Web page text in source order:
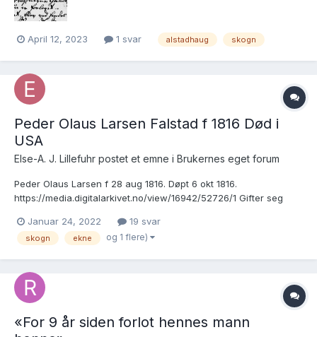
April 12, 2023 1 svar alstadhaug skogn
Peder Olaus Larsen Falstad f 1816 Død i
USA
Else-A. J. Lillefuhr postet et emne i Brukernes eget forum
Peder Olaus Larsen f 28 aug 1816. Døpt 6 okt 1816.
https://media.digitalarkivet.no/view/16942/52726/1 Gifter seg
https://media.digitalarkivet.no/view/16940/52711/3 Har 4 barn 1
Laurits Pedersen f 1843 2 Gjertine Pedersdatter f 1844 D 192...
Januar 24, 2022 19 svar
skogn ekne og 1 flere)
«For 9 år siden forlot hennes mann